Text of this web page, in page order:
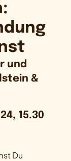
und
&
15.30
Du